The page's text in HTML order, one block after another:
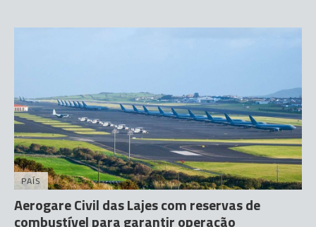
PAÍS
Aerogare Civil das Lajes com reservas de
combustível para garantir operação